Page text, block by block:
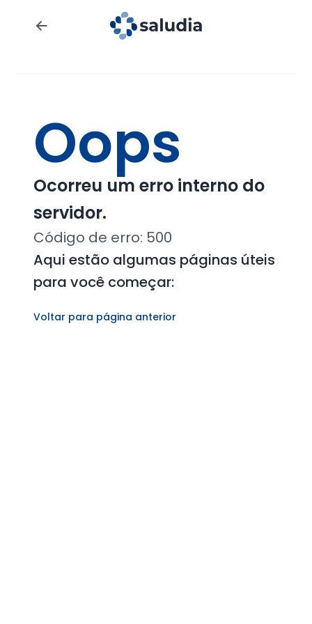
Oops
Ocorreu um erro interno do
servidor.
Código de erro: 500
Aqui estão algumas páginas úteis
para você começar:
Voltar para página anterior